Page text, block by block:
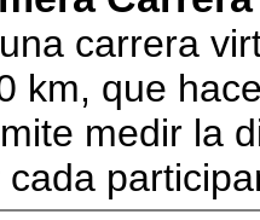
carrera
km, que
medir la
cada